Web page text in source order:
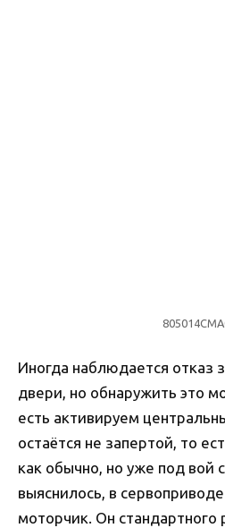
Иногда наблюдается отказ
двери, но обнаружить это
есть активируем
остаётся не запертой, то
как обычно, но уже под вой
выяснилось, в
моторчик. Он стандартного